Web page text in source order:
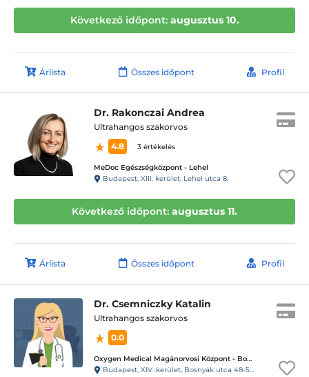
Következő időpont: augusztus 10.
Árlista Összes időpont Profil
Dr. Rakonczai Andrea
Ultrahangos szakorvos
4.8
3 értékelés
MeDoc Egészségközpont - Lehel
Budapest, XIII. kerület, Lehel utca 8.
Következő időpont: augusztus 11.
Árlista Összes időpont Profil
Dr. Csemniczky Katalin
Ultrahangos szakorvos
0.0
Oxygen Medical Magánorvosi Központ - Bosnyák Tér
Budapest, XIV. kerület, Bosnyák utca 48-50.